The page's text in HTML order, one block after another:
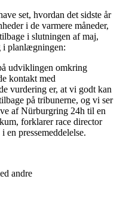
set, hvordan det sidste år
i de varmere måneder,
i slutningen af maj,
i planlægningen:
udviklingen omkring
kontakt med
vurdering er, at vi godt kan
på tribunerne, og vi ser
af Nürburgring 24h til en
forklarer race director
pressemeddelelse.
andre